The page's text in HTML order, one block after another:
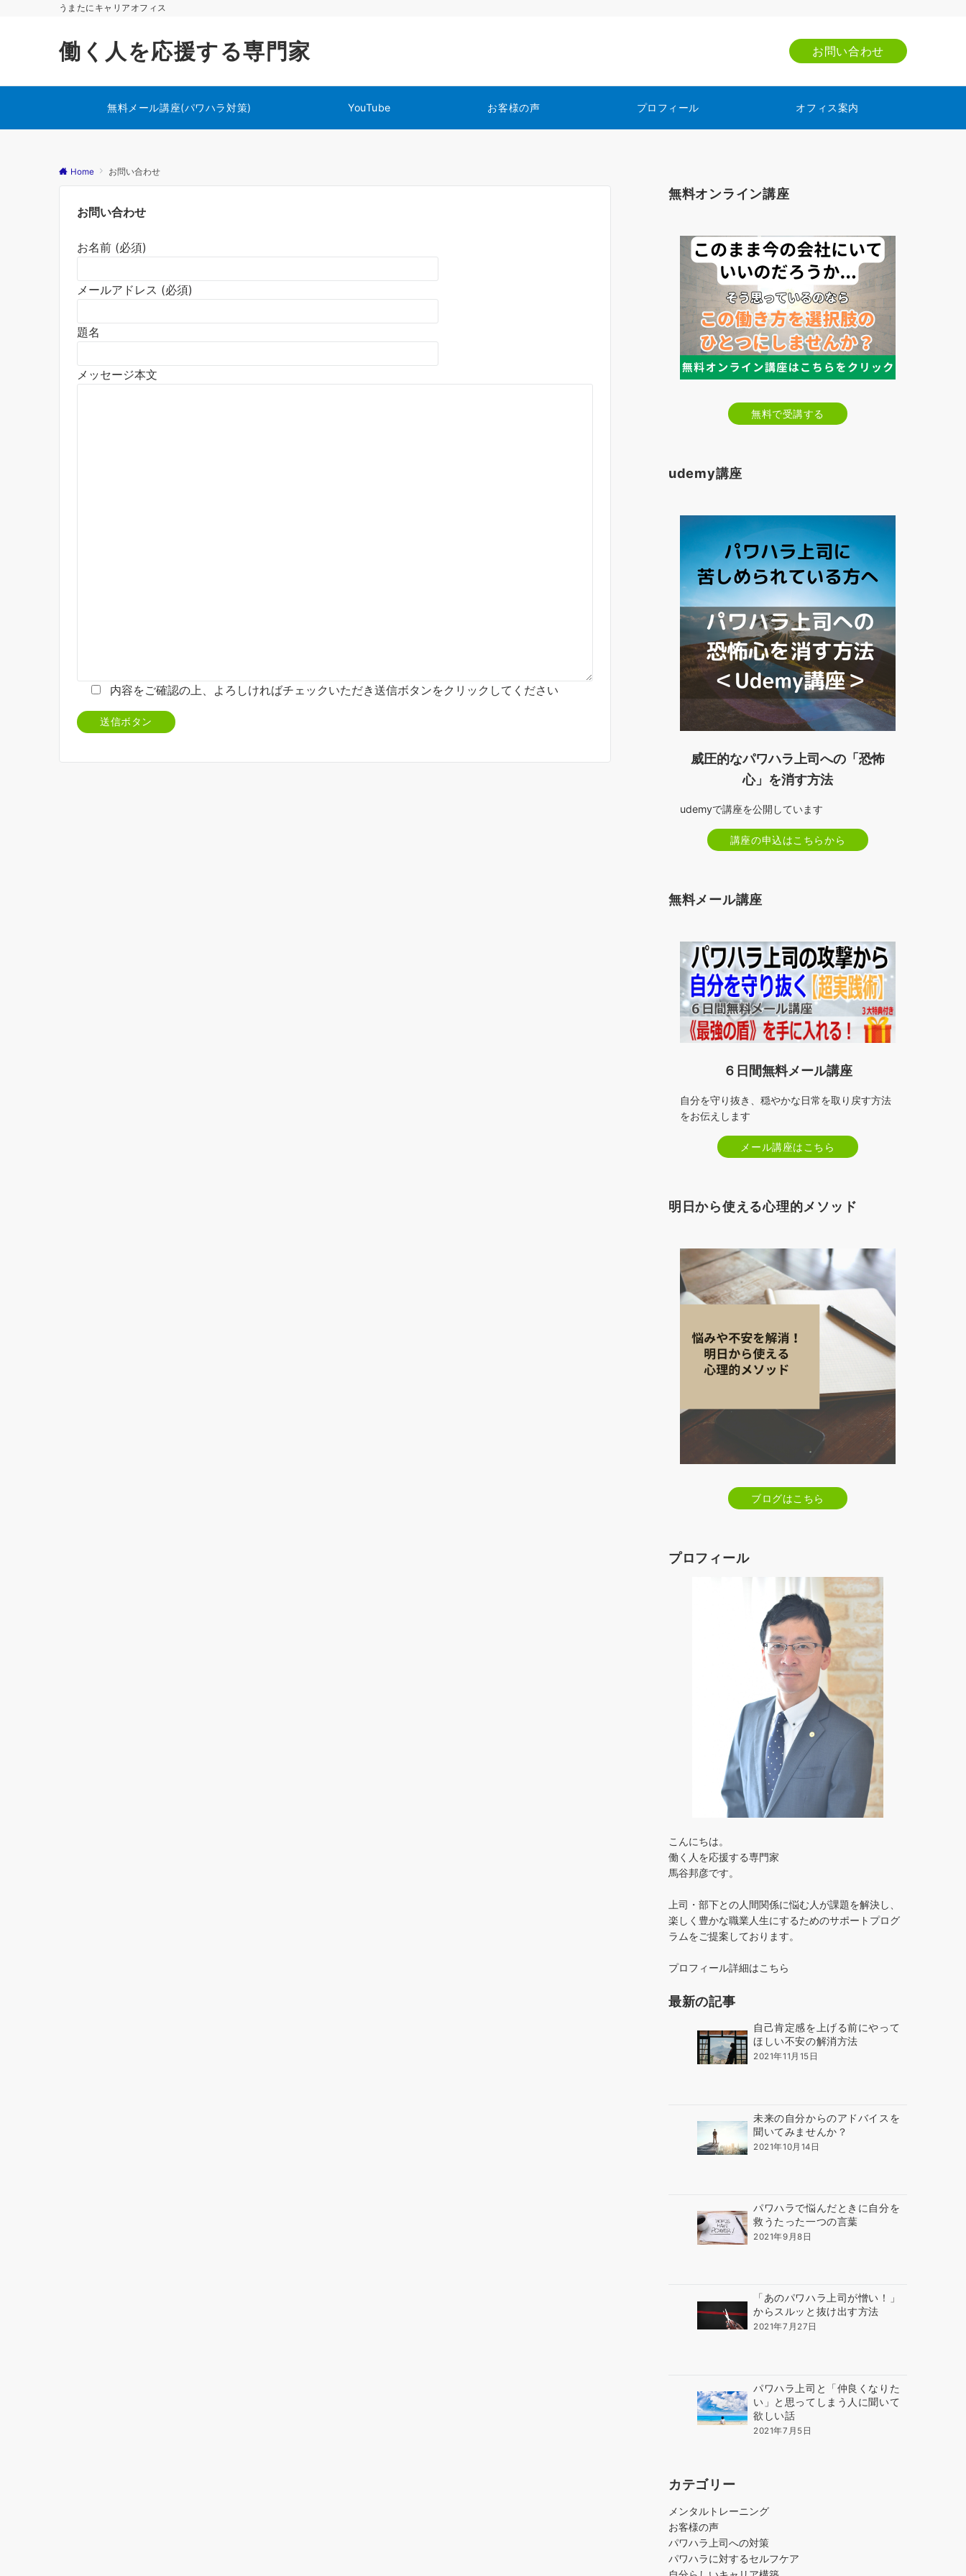
うまたにキャリアオフィス
働く人を応援する専門家 お問い合わせ
無料メール講座(パワハラ対策) YouTube お客様の声 プロフィール オフィス案内
Home お問い合わせ
お問い合わせ
お名前 (必須)
メールアドレス (必須)
題名
メッセージ本文
内容をご確認の上、よろしければチェックいただき送信ボタンをクリックしてください
無料オンライン講座
無料で受講する
udemy講座
威圧的なパワハラ上司への「恐怖
心」を消す方法
udemyで講座を公開しています
講座の申込はこちらから
無料メール講座
６日間無料メール講座
自分を守り抜き、穏やかな日常を取り戻す方法
をお伝えします
メール講座はこちら
明日から使える心理的メソッド
ブログはこちら
プロフィール
こんにちは。
働く人を応援する専門家
馬谷邦彦です。
上司・部下との人間関係に悩む人が課題を解決し、
楽しく豊かな職業人生にするためのサポートプログ
ラムをご提案しております。
プロフィール詳細はこちら
最新の記事
自己肯定感を上げる前にやって
ほしい不安の解消方法
2021年11月15日
未来の自分からのアドバイスを
聞いてみませんか？
2021年10月14日
パワハラで悩んだときに自分を
救うたった一つの言葉
2021年9月8日
「あのパワハラ上司が憎い！」
からスルッと抜け出す方法
2021年7月27日
パワハラ上司と「仲良くなりた
い」と思ってしまう人に聞いて
欲しい話
2021年7月5日
カテゴリー
メンタルトレーニング
お客様の声
パワハラ上司への対策
パワハラに対するセルフケア